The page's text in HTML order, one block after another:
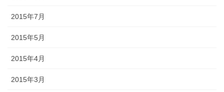
2015年7月
2015年5月
2015年4月
2015年3月